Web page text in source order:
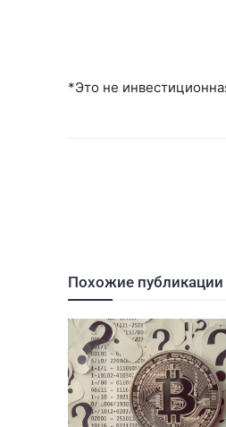
*Это не
Похожие публикации